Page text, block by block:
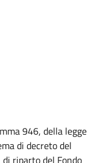
946, della legge
di decreto del
riparto del Fondo